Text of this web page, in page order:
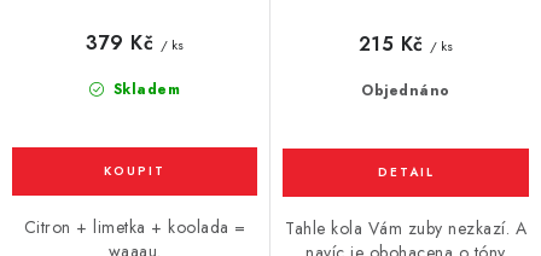
Skladem
379 Kč / ks
Citron + limetka + koolada =
waaau.
Objednáno
215 Kč / ks
Tahle kola Vám zuby nezkazí. A